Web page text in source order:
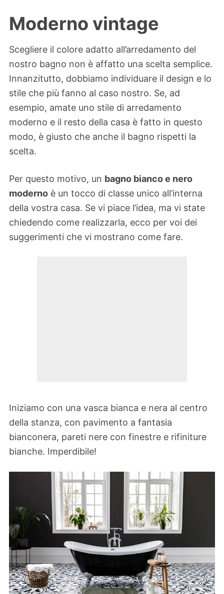
Moderno vintage
Scegliere il colore adatto all’arredamento del
nostro bagno non è affatto una scelta semplice.
Innanzitutto, dobbiamo individuare il design e lo
stile che più fanno al caso nostro. Se, ad
esempio, amate uno stile di arredamento
moderno e il resto della casa è fatto in questo
modo, è giusto che anche il bagno rispetti la
scelta.
Per questo motivo, un bagno bianco e nero
moderno è un tocco di classe unico all’interna
della vostra casa. Se vi piace l’idea, ma vi state
chiedendo come realizzarla, ecco per voi dei
suggerimenti che vi mostrano come fare.
Iniziamo con una vasca bianca e nera al centro
della stanza, con pavimento a fantasia
bianconera, pareti nere con finestre e rifiniture
bianche. Imperdibile!